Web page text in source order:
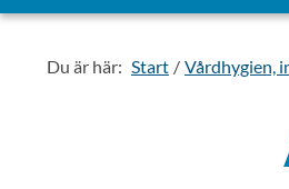
Du är här: Start Vårdhygien,